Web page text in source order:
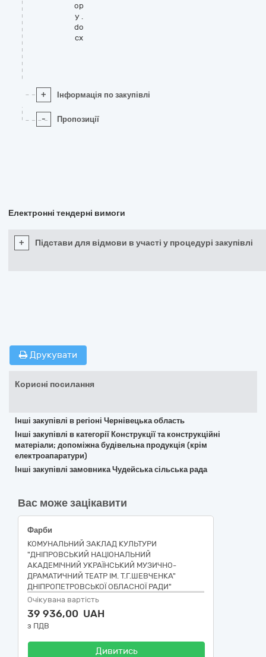
ор
у .
do
cx
+ Інформація по закупівлі
- Пропозиції
Електронні тендерні вимоги
+ Підстави для відмови в участі у процедурі закупівлі
Друкувати
Корисні посилання
Інші закупівлі в регіоні Чернівецька область
Інші закупівлі в категорії Конструкції та конструкційні
матеріали; допоміжна будівельна продукція (крім
електроапаратури)
Інші закупівлі замовника Чудейська сільська рада
Вас може зацікавити
Фарби
КОМУНАЛЬНИЙ ЗАКЛАД КУЛЬТУРИ
"ДНІПРОВСЬКИЙ НАЦІОНАЛЬНИЙ
АКАДЕМІЧНИЙ УКРАЇНСЬКИЙ МУЗИЧНО-
ДРАМАТИЧНИЙ ТЕАТР ІМ. Т.Г.ШЕВЧЕНКА"
ДНІПРОПЕТРОВСЬКОЇ ОБЛАСНОЇ РАДИ"
Очікувана вартість
39 936,00 UAH
з ПДВ
Дивитись